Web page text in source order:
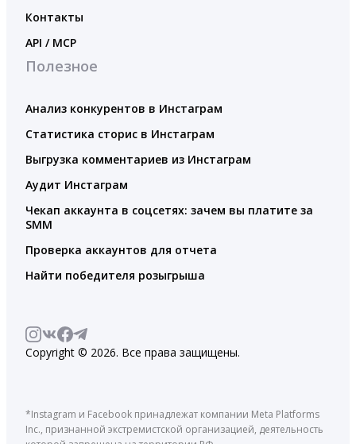
Контакты
API / MCP
Полезное
Анализ конкурентов в Инстаграм
Статистика сторис в Инстаграм
Выгрузка комментариев из Инстаграм
Аудит Инстаграм
Чекап аккаунта в соцсетях: зачем вы платите за
SMM
Проверка аккаунтов для отчета
Найти победителя розыгрыша
Copyright © 2026. Все права защищены.
*Instagram и Facebook принадлежат компании Meta Platforms
Inc., признанной экстремистской организацией, деятельность